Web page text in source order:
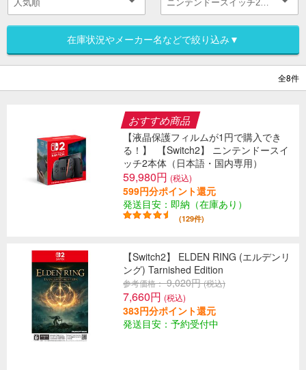
在庫状況やメーカー名などで絞り込み▼
全8件
おすすめ商品
【液晶保護フィルムが1円で購入でき
る！】
【Switch2】 ニンテンドースイ
ッチ2本体（日本語・国内専用）
59,980円 (税込)
599円分ポイント還元
発送目安：即納（在庫あり）
(129件)
【Switch2】 ELDEN RING (エルデンリ
ング) Tarnished Edition
参考価格： 9,020円(税込)
7,660円 (税込)
383円分ポイント還元
発送目安：予約受付中